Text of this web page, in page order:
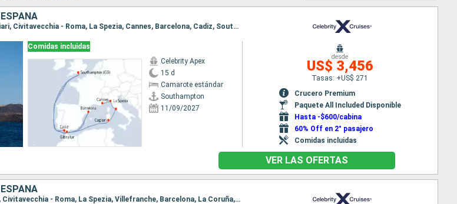
Itinerario : Southampton, Gibraltar, Cagliari, Civitavecchia - Roma, La Spezia, Cannes, Barcelona, Cadiz, Southampton
Comidas incluidas
Celebrity Apex
15 d
Camarote estándar
Southampton
11/09/2027
desde
US$ 3,456
Tasas: +US$ 271
Crucero Premium
Paquete All Included Disponible
Hasta -$600/cabina
60% Off en 2° pasajero
Comidas incluidas
VER LAS OFERTAS
Itinerario : Southampton, Cadiz, Cagliari, Civitavecchia - Roma, La Spezia, Villefranche, Barcelona, La Coruña, Southampton